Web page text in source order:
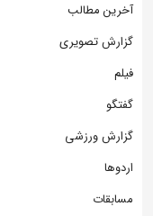
آخرین مطالب
گزارش تصویری
فیلم
گفتگو
گزارش ورزشی
اردوها
مسابقات